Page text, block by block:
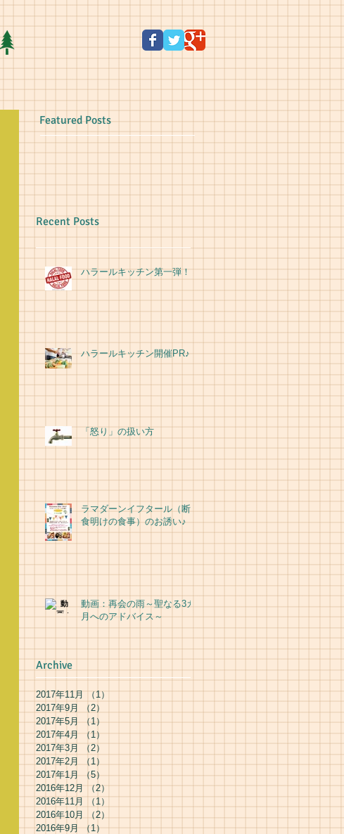
Featured Posts
Recent Posts
ハラールキッチン第一弾！
ハラールキッチン開催PR♪
「怒り」の扱い方
ラマダーンイフタール（断
食明けの食事）のお誘い♪
動画：再会の雨～聖なる3カ
月へのアドバイス～
Archive
2017年11月 （1） 1件の記事
2017年9月
（2）
2017年5月 （1）1件の記事
2017年4月 （1）1件の記事
2017年3月
（2）
2017年2月
（1）
2017年1月 （5）5件の記事
2016年12月 （2） 2件の記事
2016年11月
（1）
2016年10月 （2） 2件の記事
2016年9月 （1）1件の記事